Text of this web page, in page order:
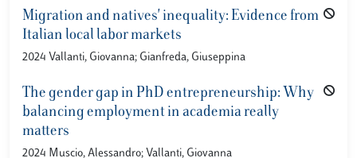
Migration and natives' inequality: Evidence from
Italian local labor markets
2024 Vallanti, Giovanna; Gianfreda, Giuseppina
The gender gap in PhD entrepreneurship: Why
balancing employment in academia really
matters
2024 Muscio, Alessandro; Vallanti, Giovanna